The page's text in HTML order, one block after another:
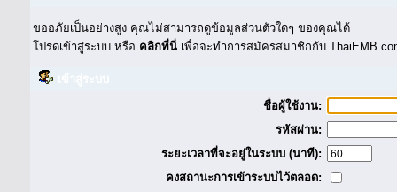
ขออภัยเป็นอย่างสูง คุณไม่สามารถดูข้อมูลส่วนตัวใดๆ ของคุณได้
โปรดเข้าสู่ระบบ หรือ คลิกที่นี่ เพื่อจะทำการสมัครสมาชิกกับ
ชื่อผู้ใช้งาน:
รหัสผ่าน:
ระยะเวลาที่จะอยู่ในระบบ (นาที):
คงสถานะการเข้าระบบไว้ตลอด: